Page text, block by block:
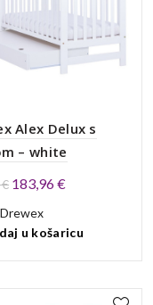
Alex Delux s
– white
€ Izvorna
bila
183,96€
je:
Drewex
u košaricu